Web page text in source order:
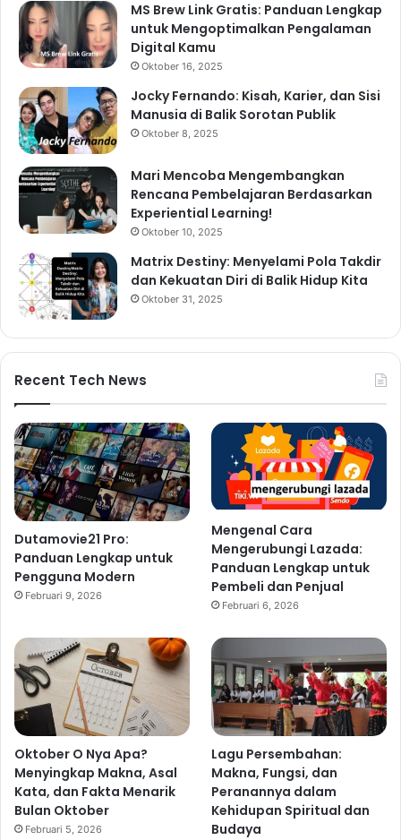
MS Brew Link Gratis: Panduan Lengkap
untuk Mengoptimalkan Pengalaman
Digital Kamu
Oktober 16, 2025
Jocky Fernando: Kisah, Karier, dan Sisi
Manusia di Balik Sorotan Publik
Oktober 8, 2025
Mari Mencoba Mengembangkan
Rencana Pembelajaran Berdasarkan
Experiential Learning!
Oktober 10, 2025
Matrix Destiny: Menyelami Pola Takdir
dan Kekuatan Diri di Balik Hidup Kita
Oktober 31, 2025
Recent Tech News
Dutamovie21 Pro:
Panduan Lengkap untuk
Pengguna Modern
Februari 9, 2026
Mengenal Cara
Mengerubungi Lazada:
Panduan Lengkap untuk
Pembeli dan Penjual
Februari 6, 2026
Oktober O Nya Apa?
Menyingkap Makna, Asal
Kata, dan Fakta Menarik
Bulan Oktober
Februari 5, 2026
Lagu Persembahan:
Makna, Fungsi, dan
Peranannya dalam
Kehidupan Spiritual dan
Budaya